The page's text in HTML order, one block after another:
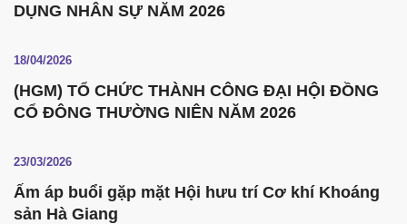
DỤNG NHÂN SỰ NĂM 2026
18/04/2026
(HGM) TỔ CHỨC THÀNH CÔNG ĐẠI HỘI ĐỒNG
CỔ ĐÔNG THƯỜNG NIÊN NĂM 2026
23/03/2026
Ấm áp buổi gặp mặt Hội hưu trí Cơ khí Khoáng
sản Hà Giang